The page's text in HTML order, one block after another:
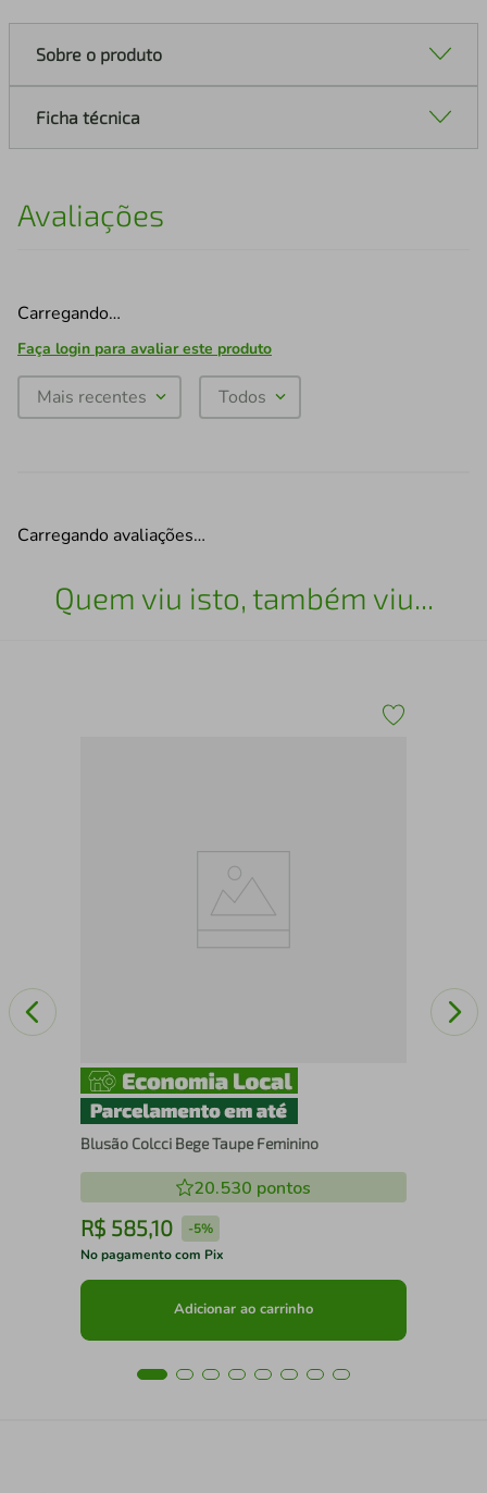
Sobre o produto
Ficha técnica
Avaliações
Carregando…
Faça login para avaliar este produto
Mais recentes Todos
Carregando avaliações…
Quem viu isto, também viu...
Blusão Colcci Bege Taupe Feminino
20.530 pontos
R$ 585,10 -5%
No pagamento com Pix
Adicionar ao carrinho